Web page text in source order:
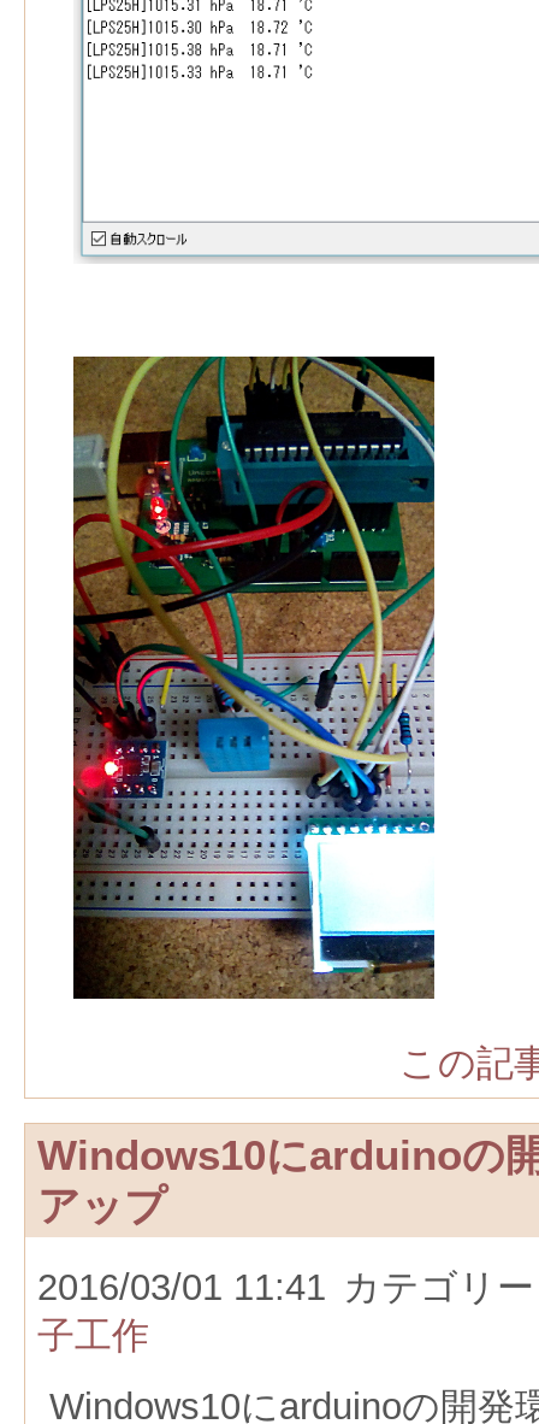
この記
Windows10にarduinoの
アップ
2016/03/01 11:41 カテゴリ
子工作
Windows10にarduinoの開発